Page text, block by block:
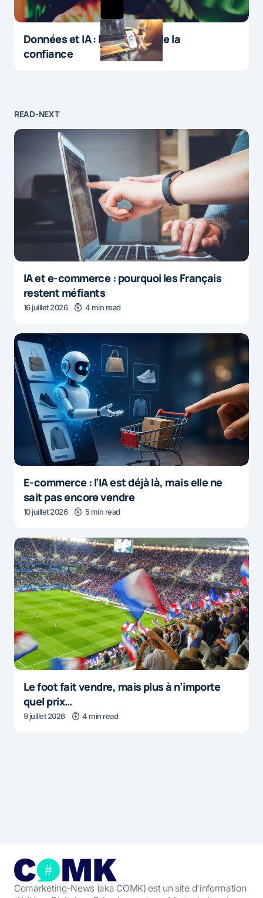
Données et IA : le paradoxe de la
confiance
READ-NEXT
IA et e-commerce : pourquoi les Français
restent méfiants
16 juillet 2026 4 min read
E-commerce : l’IA est déjà là, mais elle ne
sait pas encore vendre
10 juillet 2026 5 min read
Le foot fait vendre, mais plus à n’importe
quel prix…
9 juillet 2026 4 min read
Comarketing-News (aka COMK) est un site d'information